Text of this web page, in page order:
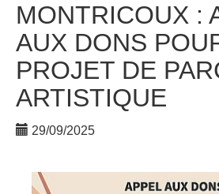
MONTRICOUX :
AUX DONS
PROJET DE
ARTISTIQUE
29/09/2025